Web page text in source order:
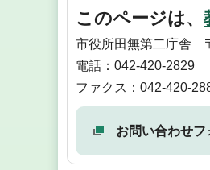
このページは、
市役所田無第二庁舎
電話：042-420-2829
ファクス：042-420-
お問い合わせ